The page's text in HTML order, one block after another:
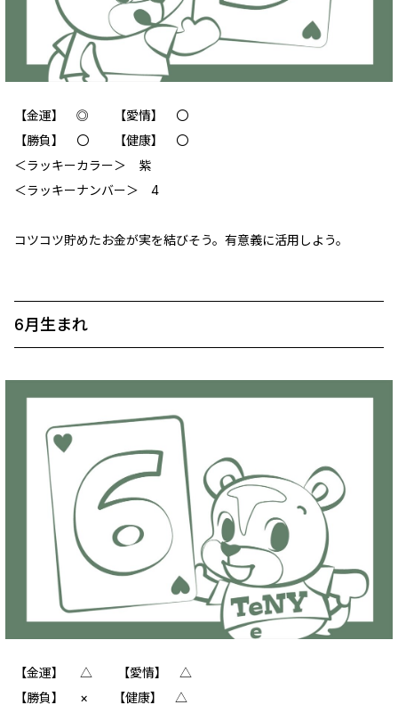
【金運】 ‪‪◎ 【愛情】 〇
【勝負】 〇 【健康】 〇
＜ラッキーカラー＞ 紫
＜ラッキーナンバー＞ 4
コツコツ貯めたお金が実を結びそう。有意義に活用しよう。
6月生まれ
【金運】 △ 【愛情】 △
【勝負】 × 【健康】 △